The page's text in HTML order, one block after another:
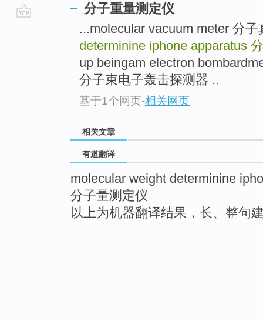
分子重量测定仪
...molecular vacuum meter 分
determinine iphone apparatus
up beingam electron
分子束电子轰击探测器 ..
基于1个网页-相关网页
相关文章
有道翻译
molecular weight determinine
分子量测定仪
以上为机器翻译结果，长、整句